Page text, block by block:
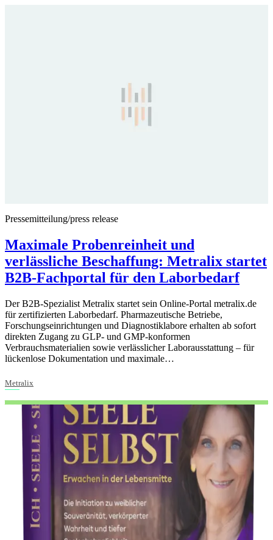
Pressemitteilung/press release
Maximale Probenreinheit und
verlässliche Beschaffung: Metralix startet
B2B-Fachportal für den Laborbedarf
Der B2B-Spezialist Metralix startet sein Online-Portal metralix.de
für zertifizierten Laborbedarf. Pharmazeutische Betriebe,
Forschungseinrichtungen und Diagnostiklabore erhalten ab sofort
direkten Zugang zu GLP- und GMP-konformen
Verbrauchsmaterialien sowie verlässlicher Laborausstattung – für
lückenlose Dokumentation und maximale…
Metralix